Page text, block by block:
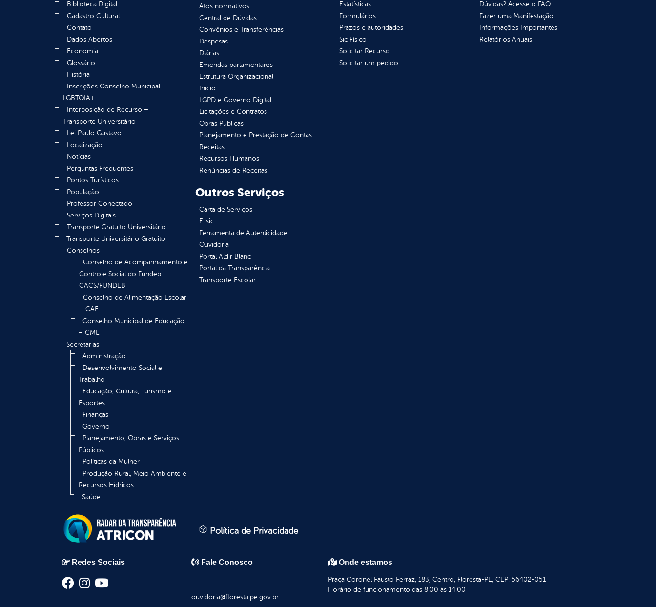
Biblioteca Digital
Cadastro Cultural
Contato
Dados Abertos
Economia
Glossário
História
Inscrições Conselho Municipal
LGBTQIA+
Interposição de Recurso –
Transporte Universitário
Lei Paulo Gustavo
Localização
Notícias
Perguntas Frequentes
Pontos Turísticos
População
Professor Conectado
Serviços Digitais
Transporte Gratuito Universitário
Transporte Universitário Gratuito
Conselhos
Conselho de Acompanhamento e
Controle Social do Fundeb –
CACS/FUNDEB
Conselho de Alimentação Escolar
– CAE
Conselho Municipal de Educação
– CME
Secretarias
Administração
Desenvolvimento Social e
Trabalho
Educação, Cultura, Turismo e
Esportes
Finanças
Governo
Planejamento, Obras e Serviços
Públicos
Políticas da Mulher
Produção Rural, Meio Ambiente e
Recursos Hídricos
Saúde
Atos normativos
Central de Dúvidas
Convênios e Transferências
Despesas
Diárias
Emendas parlamentares
Estrutura Organizacional
Inicio
LGPD e Governo Digital
Licitações e Contratos
Obras Públicas
Planejamento e Prestação de Contas
Receitas
Recursos Humanos
Renúncias de Receitas
Estatísticas
Formulários
Prazos e autoridades
Sic Físico
Solicitar Recurso
Solicitar um pedido
Dúvidas? Acesse o FAQ
Fazer uma Manifestação
Informações Importantes
Relatórios Anuais
Outros Serviços
Carta de Serviços
E-sic
Ferramenta de Autenticidade
Ouvidoria
Portal Aldir Blanc
Portal da Transparência
Transporte Escolar
Política de Privacidade
Redes Sociais Fale Conosco
ouvidoria@floresta.pe.gov.br
Onde estamos
Praça Coronel Fausto Ferraz, 183, Centro, Floresta-PE, CEP: 56402-051
Horário de funcionamento das 8:00 às 14:00